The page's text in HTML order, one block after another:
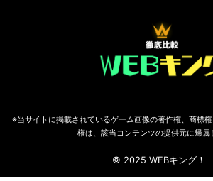
※当サイトに掲載されているゲーム画像の著作権、商標
権は、該当コンテンツの提供元に帰属
© 2025 WEBキング！